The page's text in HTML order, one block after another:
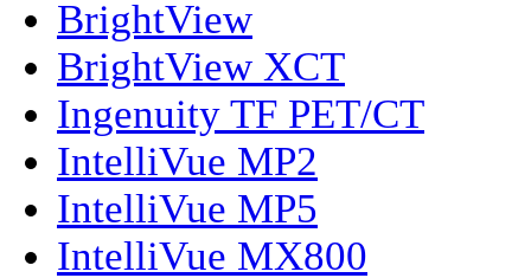
BrightView
BrightView XCT
Ingenuity TF PET/CT
IntelliVue MP2
IntelliVue MP5
IntelliVue MX800